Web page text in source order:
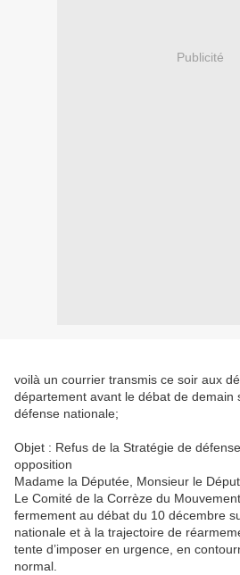
Publicité
voilà un courrier transmis ce soir aux
département avant le débat de demain
défense nationale;
Objet : Refus de la Stratégie de
opposition
Madame la Députée, Monsieur le
Le Comité de la Corrèze du
fermement au débat du 10 décembre
nationale et à la trajectoire de
tente d’imposer en urgence, en
normal.